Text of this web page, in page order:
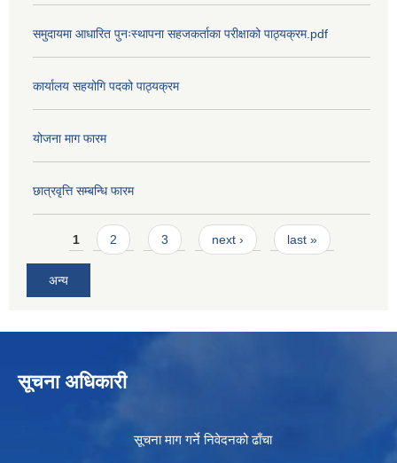
समुदायमा आधारित पुनःस्थापना सहजकर्ताका परीक्षाको पाठ्यक्रम.pdf
कार्यालय सहयोगि पदको पाठ्यक्रम
योजना माग फारम
छात्रवृत्ति सम्बन्धि फारम
Pages
1 2 3 next › last »
अन्य
सूचना अधिकारी
सूचना माग गर्ने निवेदनको ढाँचा